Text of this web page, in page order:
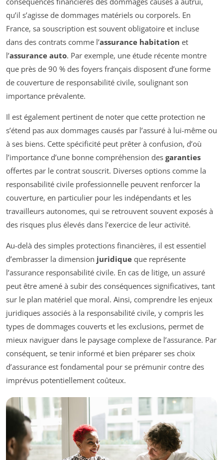
qu’il s’agisse de dommages matériels ou corporels. En
France, sa souscription est souvent obligatoire et incluse
dans des contrats comme l’assurance habitation et
l’assurance auto. Par exemple, une étude récente montre
que près de 90 % des foyers français disposent d’une forme
de couverture de responsabilité civile, soulignant son
importance prévalente.
Il est également pertinent de noter que cette protection ne
s’étend pas aux dommages causés par l’assuré à lui-même ou
à ses biens. Cette spécificité peut prêter à confusion, d’où
l’importance d’une bonne compréhension des garanties
offertes par le contrat souscrit. Diverses options comme la
responsabilité civile professionnelle peuvent renforcer la
couverture, en particulier pour les indépendants et les
travailleurs autonomes, qui se retrouvent souvent exposés à
des risques plus élevés dans l’exercice de leur activité.
Au-delà des simples protections financières, il est essentiel
d’embrasser la dimension juridique que représente
l’assurance responsabilité civile. En cas de litige, un assuré
peut être amené à subir des conséquences significatives, tant
sur le plan matériel que moral. Ainsi, comprendre les enjeux
juridiques associés à la responsabilité civile, y compris les
types de dommages couverts et les exclusions, permet de
mieux naviguer dans le paysage complexe de l’assurance. Par
conséquent, se tenir informé et bien préparer ses choix
d’assurance est fondamental pour se prémunir contre des
imprévus potentiellement coûteux.